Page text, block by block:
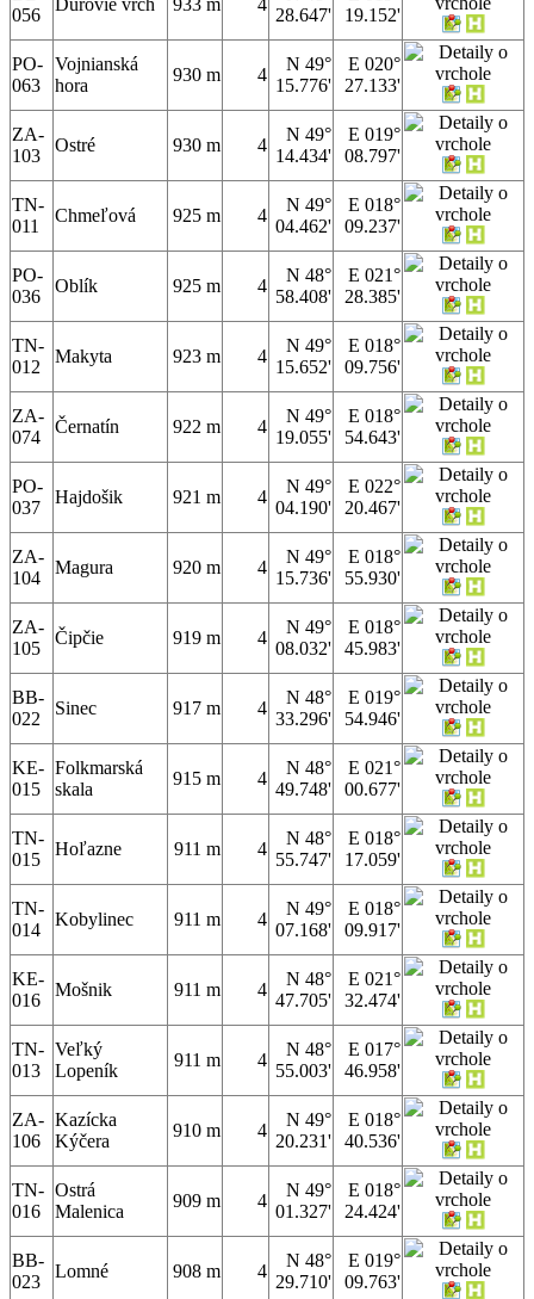
056
28.647'
19.152'
PO-
063
Vojnianská
hora
930 m 4
N 49°
15.776'
E 020°
27.133'
ZA-
103
Ostré 930 m 4
N 49°
14.434'
E 019°
08.797'
TN-
011
Chmeľová 925 m 4
N 49°
04.462'
E 018°
09.237'
PO-
036
Oblík 925 m 4
N 48°
58.408'
E 021°
28.385'
TN-
012
Makyta 923 m 4
N 49°
15.652'
E 018°
09.756'
ZA-
074
Černatín 922 m 4
N 49°
19.055'
E 018°
54.643'
PO-
037
Hajdošik 921 m 4
N 49°
04.190'
E 022°
20.467'
ZA-
104
Magura 920 m 4
N 49°
15.736'
E 018°
55.930'
ZA-
105
Čipčie 919 m 4
N 49°
08.032'
E 018°
45.983'
BB-
022
Sinec 917 m 4
N 48°
33.296'
E 019°
54.946'
KE-
015
Folkmarská
skala
915 m 4
N 48°
49.748'
E 021°
00.677'
TN-
015
Hoľazne 911 m 4
N 48°
55.747'
E 018°
17.059'
TN-
014
Kobylinec 911 m 4
N 49°
07.168'
E 018°
09.917'
KE-
016
Mošnik 911 m 4
N 48°
47.705'
E 021°
32.474'
TN-
013
Veľký
Lopeník
911 m 4
N 48°
55.003'
E 017°
46.958'
ZA-
106
Kazícka
Kýčera
910 m 4
N 49°
20.231'
E 018°
40.536'
TN-
016
Ostrá
Malenica
909 m 4
N 49°
01.327'
E 018°
24.424'
BB-
023
Lomné 908 m 4
N 48°
29.710'
E 019°
09.763'